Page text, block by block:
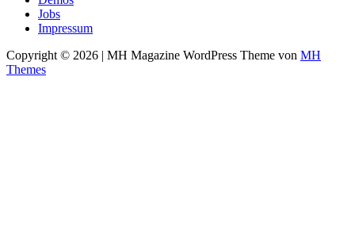
Jobs
Impressum
Copyright © 2026 | MH Magazine WordPress Theme von MH
Themes